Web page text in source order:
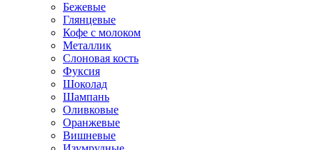
Бежевые
Глянцевые
Кофе с молоком
Металлик
Слоновая кость
Фуксия
Шоколад
Шампань
Оливковые
Оранжевые
Вишневые